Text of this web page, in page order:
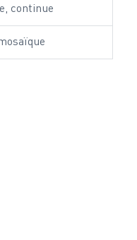
continue